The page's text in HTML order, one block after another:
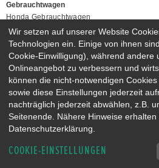
Gebrauchtwagen
Honda Gebrauchtwagen
Honda Vorführwagen
Gesamtbestand
NEUWAGENMODELLE
HONDA JAZZ E:HEV
HONDA PRELUDE E:HEV
HONDA ZR-V E:HEV
Wir setzen auf unserer Website
Technologien ein. Einige von ihnen
Cookie-Einwilligung), während andere
Onlineangebot zu verbessern und
können die nicht-notwendigen
sowie diese Einstellungen jederzeit
nachträglich jederzeit abwählen, z.B.
Seitenende. Nähere Hinweise
Datenschutzerklärung.
COOKIE-EINSTELLUNGEN